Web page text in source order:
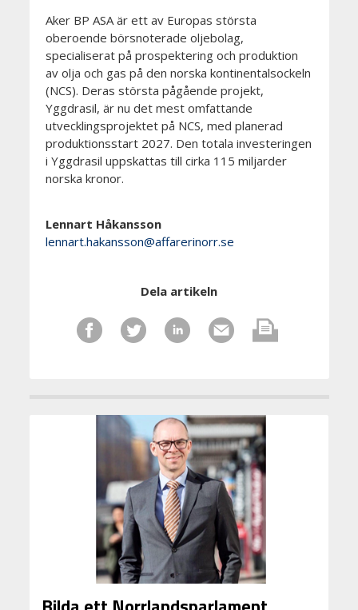
Aker BP ASA är ett av Europas största
oberoende börsnoterade oljebolag,
specialiserat på prospektering och produktion
av olja och gas på den norska kontinentalsockeln
(NCS). Deras största pågående projekt,
Yggdrasil, är nu det mest omfattande
utvecklingsprojektet på NCS, med planerad
produktionsstart 2027. Den totala investeringen
i Yggdrasil uppskattas till cirka 115 miljarder
norska kronor.
Lennart Håkansson
lennart.hakansson@affarerinorr.se
Dela artikeln